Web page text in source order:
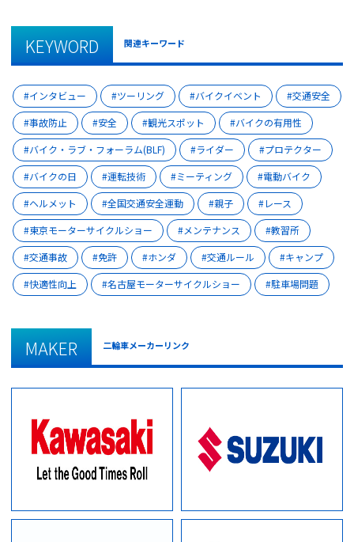
KEYWORD 関連キーワード
インタビュー ツーリング バイクイベント
交通安全
事故防止
安全 観光スポット
バイクの有用性
バイク・ラブ・フォーラム(BLF)
ライダー
プロテクター
バイクの日
運転技術 ミーティング
電動バイク
ヘルメット
全国交通安全運動 親子
レース
東京モーターサイクルショー
メンテナンス
教習所
交通事故
免許 ホンダ 交通ルール
キャンプ
快適性向上
名古屋モーターサイクルショー 駐車場問題
MAKER 二輪車メーカーリンク